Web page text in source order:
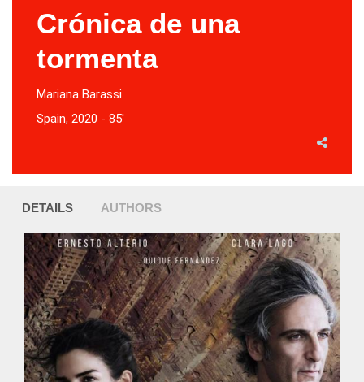
Crónica de una
tormenta
Mariana Barassi
Spain, 2020 - 85'
DETAILS AUTHORS